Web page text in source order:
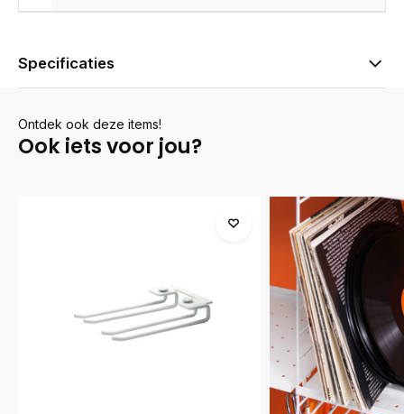
Specificaties
Ontdek ook deze items!
Ook iets voor jou?